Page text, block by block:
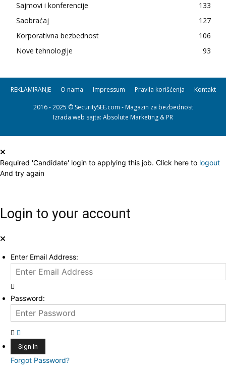
Sajmovi i konferencije
133
Saobraćaj
127
Korporativna bezbednost
106
Nove tehnologije
93
REKLAMIRANJE O nama Impressum Pravila korišćenja Kontakt
2016 - 2025 © SecuritySEE.com - Magazin za bezbednost
Izrada web sajta: Absolute Marketing & PR
Required 'Candidate' login to applying this job. Click here to logout
And try again
Login to your account
Enter Email Address:
Password:
Forgot Password?